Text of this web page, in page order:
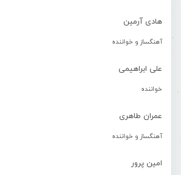
هادی آرمین
آهنگساز و خواننده
علی ابراهیمی
خواننده
عمران طاهری
آهنگساز و خواننده
امین پرور